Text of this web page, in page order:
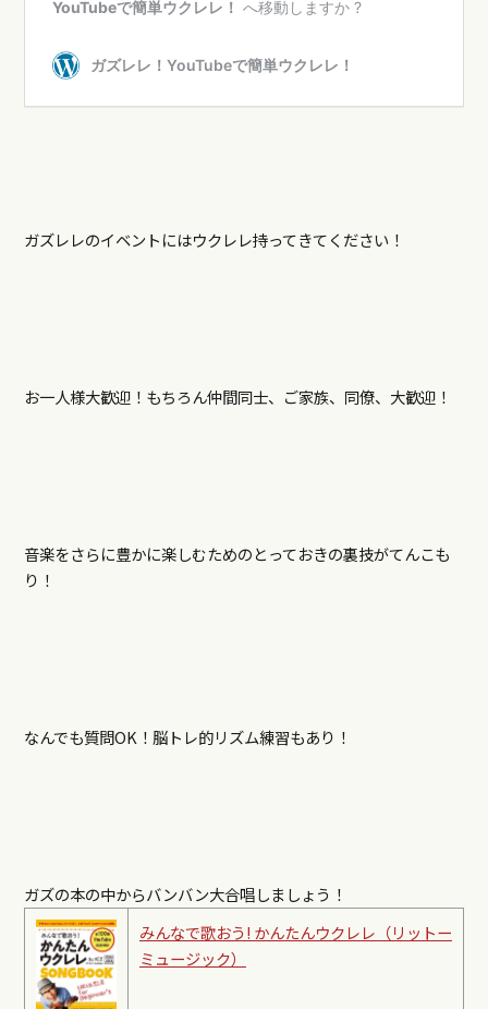
ガズレレのイベントにはウクレレ持ってきてください！
お一人様大歓迎！もちろん仲間同士、ご家族、同僚、大歓迎！
音楽をさらに豊かに楽しむためのとっておきの裏技がてんこも
り！
なんでも質問OK！脳トレ的リズム練習もあり！
ガズの本の中からバンバン大合唱しましょう！
みんなで歌おう! かんたんウクレレ（リットー
ミュージック）